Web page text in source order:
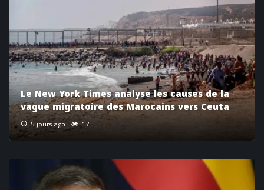
Le New York Times analyse les causes de la
vague migratoire des Marocains vers Ceuta
5 jours ago 17